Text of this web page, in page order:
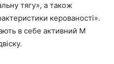
тягу», а також
керованості».
в себе активний М